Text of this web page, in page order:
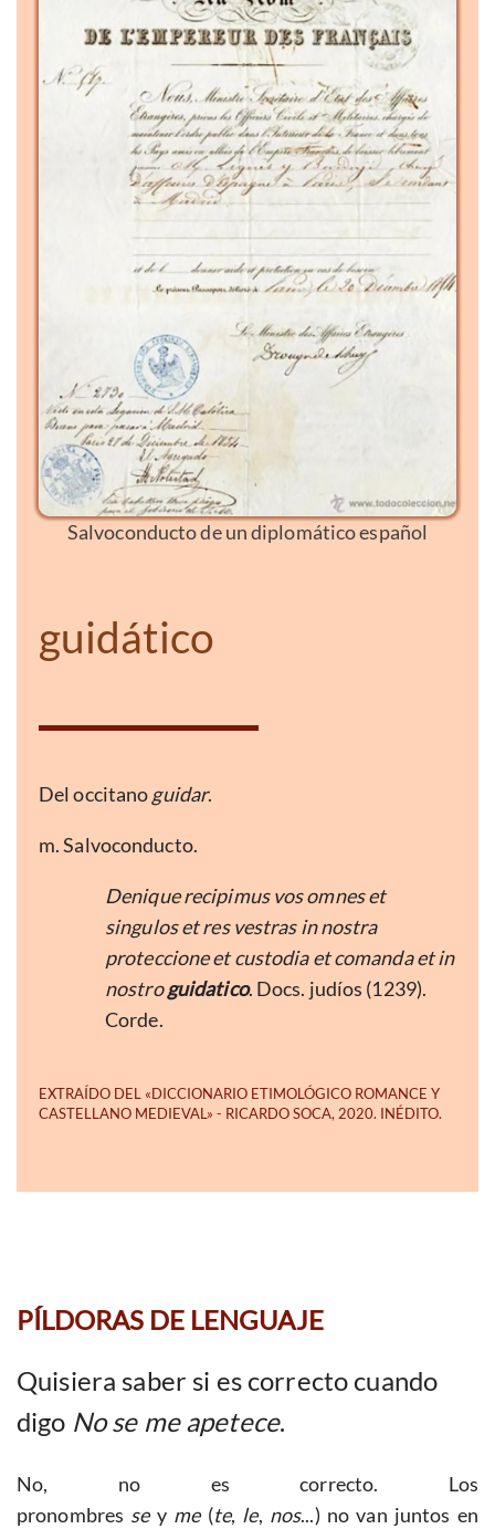
Salvoconducto de un diplomático español
guidático
Del occitanoguidar.
m. Salvoconducto.
Denique recipimus vos omnes et
singulos et res vestras in nostra
proteccione et custodia et comanda et in
nostroguidatico. Docs. judíos (1239).
Corde.
PÍLDORAS DE LENGUAJE
Quisiera saber si es correcto cuando
digo No se me apetece.
No, no es correcto. Los
pronombres sey me(te, le, nos...) no van juntos en